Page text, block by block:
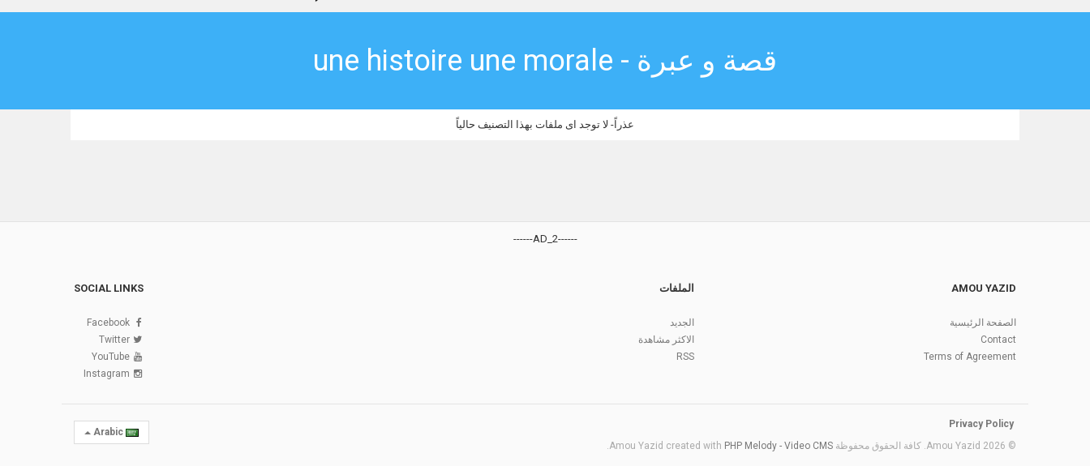
قصة و عبرة - une histoire une morale
عذراً- لا توجد اى ملفات بهذا التصنيف حالياً
------AD_2------
AMOU YAZID
الصفحة الرئيسية
Contact
Terms of Agreement
الملفات
الجديد
الاكثر مشاهدة
RSS
SOCIAL LINKS
Facebook
Twitter
YouTube
Instagram
Privacy Policy
© 2026 Amou Yazid. كافة الحقوق محفوظة Amou Yazid created with
PHP Melody - Video CMS
.
Arabic